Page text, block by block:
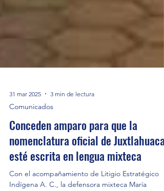
Comunicados
Conceden amparo para que la
nomenclatura oficial de Juxtlahuaca
esté escrita en lengua mixteca